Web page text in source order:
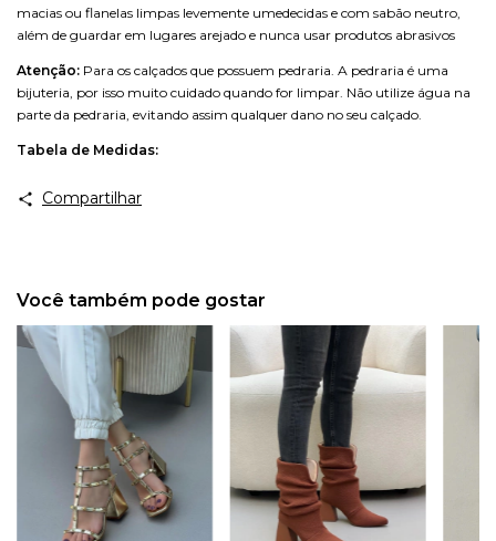
macias ou flanelas limpas levemente umedecidas e com sabão neutro,
além de guardar em lugares arejado e nunca usar produtos abrasivos
Atenção: Para os calçados que possuem pedraria. A pedraria é uma
bijuteria, por isso muito cuidado quando for limpar. Não utilize água na
parte da pedraria, evitando assim qualquer dano no seu calçado.
Tabela de Medidas:
Compartilhar
Você também pode gostar